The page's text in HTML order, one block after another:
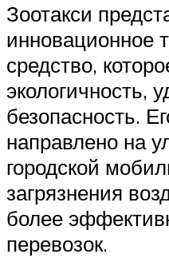
Зоотакси
инновационное
средство,
экологичность,
безопасность.
направлено на
городской
загрязнения
более
перевозок.